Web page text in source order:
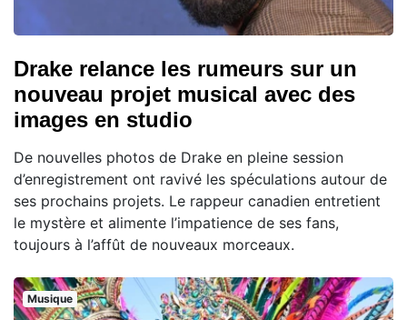
Drake relance les rumeurs sur un
nouveau projet musical avec des
images en studio
De nouvelles photos de Drake en pleine session
d’enregistrement ont ravivé les spéculations autour de
ses prochains projets. Le rappeur canadien entretient
le mystère et alimente l’impatience de ses fans,
toujours à l’affût de nouveaux morceaux.
Musique